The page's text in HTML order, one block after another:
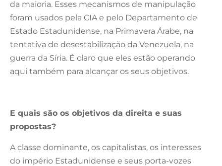
da maioria. Esses mecanismos de manipulação
foram usados pela CIA e pelo Departamento de
Estado Estadunidense, na Primavera Árabe, na
tentativa de desestabilização da Venezuela, na
guerra da Síria. É claro que eles estão operando
aqui também para alcançar os seus objetivos.
E quais são os objetivos da direita e suas
propostas?
A classe dominante, os capitalistas, os interesses
do império Estadunidense e seus porta-vozes